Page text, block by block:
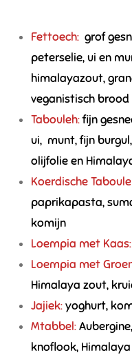
Fettoech: grof
peterselie, ui en
himalayazout,
veganistisch brood
Tabouleh:fijn
ui, munt, fijn
olijfolie en
Koerdische
paprikapasta,
komijn
Loempia met Kaas:
Loempia met
Himalaya zout,
Jajiek:yoghurt,
Mtabbel:
knoflook,